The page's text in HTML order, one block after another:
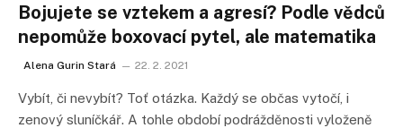
Bojujete se vztekem a agresí? Podle vědců
nepomůže boxovací pytel, ale matematika
Alena Gurin Stará 22. 2. 2021
Vybít, či nevybít? Toť otázka. Každý se občas vytočí, i
zenový sluníčkář. A tohle období podrážděnosti vyloženě